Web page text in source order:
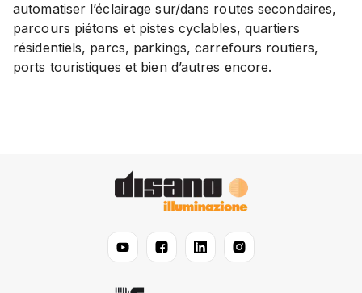
automatiser l’éclairage sur/dans routes secondaires,
parcours piétons et pistes cyclables, quartiers
résidentiels, parcs, parkings, carrefours routiers,
ports touristiques et bien d’autres encore.